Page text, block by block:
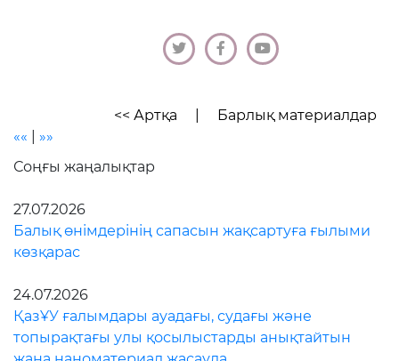
<< Артқа
Барлық материалдар
««
»»
Соңғы жаңалықтар
27.07.2026
Балық өнімдерінің сапасын жақсартуға ғылыми
көзқарас
24.07.2026
ҚазҰУ ғалымдары ауадағы, судағы және
топырақтағы улы қосылыстарды анықтайтын